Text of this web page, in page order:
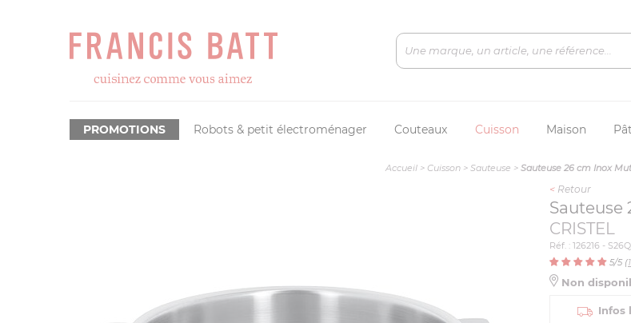
Robots & petit électroménager Couteaux Cuisson Maison
PROMOTIONS
Accueil> Cuisson> Sauteuse > Sauteuse 26 cm Inox
< Retour
Sauteuse
CRISTEL
Réf. : 126216 - S26Q
5/5 (1
Non
Infos